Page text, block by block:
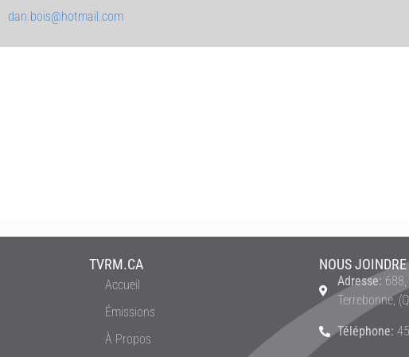
dan.bois@hotmail.com
TVRM.CA
Accueil
Émissions
À Propos
NOUS JOINDRE
Adresse:
Terrebonne,
Téléphone: